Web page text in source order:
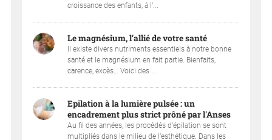
croissance des enfants, à l’...
Le magnésium, l’allié de votre santé
Il existe divers nutriments essentiels à notre bonne
santé et le magnésium en fait partie. Bienfaits,
carence, excès… Voici des ...
Epilation à la lumière pulsée : un
encadrement plus strict prôné par l'Anses
Au fil des années, les procédés d’épilation se sont
multipliés dans le milieu de l’esthétique. Dans les